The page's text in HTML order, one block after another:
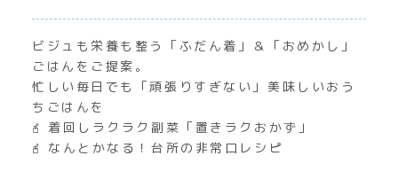
ビジュも栄養も整う「ふだん着」＆「おめかし」
ごはんをご提案。
忙しい毎日でも「頑張りすぎない」美味しいおう
ちごはんを
𖧭 着回しラクラク副菜「置きラクおかず」
𖧭 なんとかなる！台所の非常口レシピ